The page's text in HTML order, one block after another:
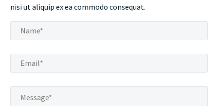
nisi ut aliquip ex ea commodo consequat.